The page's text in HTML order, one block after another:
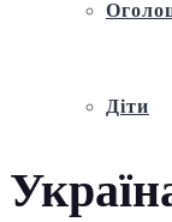
Діти